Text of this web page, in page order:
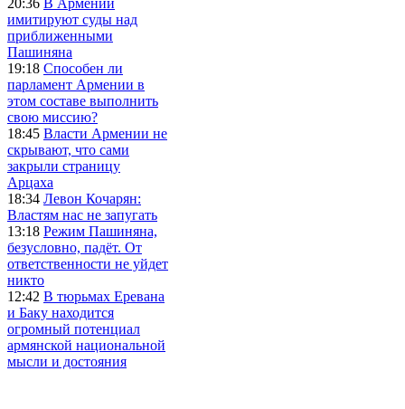
имитируют суды над
приближенными
Пашиняна
19:18 Способен ли
парламент Армении в
этом составе выполнить
свою миссию?
18:45 Власти Армении не
скрывают, что сами
закрыли страницу
Арцаха
18:34 Левон Кочарян:
Властям нас не запугать
13:18 Режим Пашиняна,
безусловно, падёт. От
ответственности не уйдет
никто
12:42 В тюрьмах Еревана
и Баку находится
огромный потенциал
армянской национальной
мысли и достояния